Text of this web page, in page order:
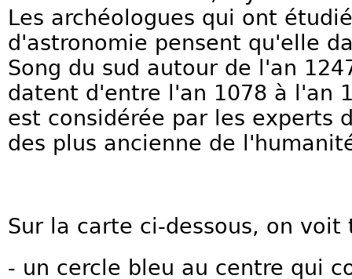
Les archéologues qui ont
d'astronomie pensent qu'elle
Song du sud autour de l'an
datent d'entre l'an 1078 à l'an
est considérée par les experts
des plus ancienne de
Sur la carte ci-dessous, on voit
- un cercle bleu au centre qui